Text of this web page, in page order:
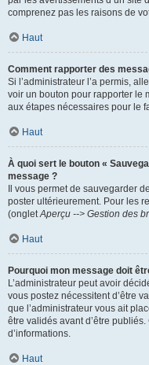
comprenez pas les raisons de
Haut
Comment rapporter des
Si l’administrateur l’a permis,
voir un bouton pour rapporter le
aux étapes nécessaires pour le
Haut
À quoi sert le bouton «
message ?
Il vous permet de sauvegarder
poster ultérieurement. Pour les
(ongletAperçu --> Gestion des
Haut
Pourquoi mon message doit
L’administrateur peut avoir
vous postez nécessitent d’être
que l’administrateur vous ait
être validés avant d’être
d’informations.
Haut